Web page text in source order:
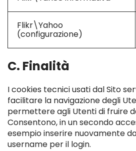
Flikr\Yahoo
(configurazione)
C. Finalità
I cookies tecnici usati dal Sito
facilitare la navigazione degli
permettere agli Utenti di fruire
Consentono, in un secondo
esempio inserire nuovamente
username per il login.